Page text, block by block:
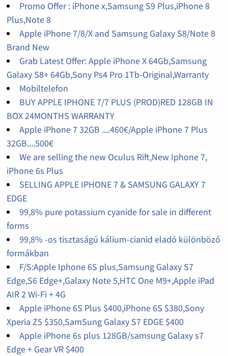
Promo Offer : iPhone x,Samsung S9 Plus,iPhone 8
Plus,Note 8
Apple iPhone 7/8/X and Samsung Galaxy S8/Note 8
Brand New
Grab Latest Offer: Apple iPhone X 64Gb,Samsung
Galaxy S8+ 64Gb,Sony Ps4 Pro 1Tb-Original,Warranty
Mobiltelefon
BUY APPLE IPHONE 7/7 PLUS (PROD)RED 128GB IN
BOX 24MONTHS WARRANTY
Apple iPhone 7 32GB ....460€/Apple iPhone 7 Plus
32GB....500€
We are selling the new Oculus Rift,New Iphone 7,
iPhone 6s Plus
SELLING APPLE IPHONE 7 & SAMSUNG GALAXY 7
EDGE
99,8% pure potassium cyanide for sale in different
forms
99,8% -os tisztaságú kálium-cianid eladó különböző
formákban
F/S:Apple Iphone 6S plus,Samsung Galaxy S7
Edge,S6 Edge+,Galaxy Note 5,HTC One M9+,Apple iPad
AIR 2 Wi-Fi + 4G
Apple iPhone 6S Plus $400,iPhone 6S $380,Sony
Xperia Z5 $350,SamSung Galaxy S7 EDGE $400
Apple iPhone 6s plus 128GB/samsung Galaxy s7
Edge + Gear VR $400